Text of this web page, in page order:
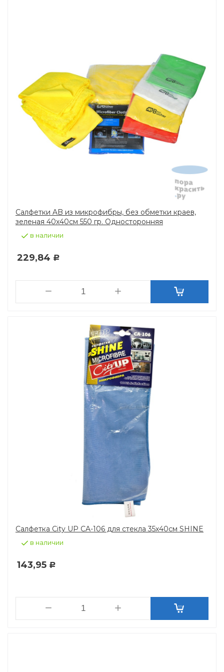
Салфетки AB из микрофибры, без обметки краев,
зеленая 40х40см 550 гр. Односторонняя
в наличии
229,84 Р
Салфетка City UP CA-106 для стекла 35х40см SHINE
в наличии
143,95 Р